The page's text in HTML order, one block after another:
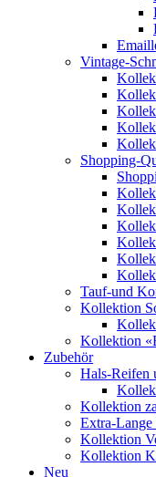
Vintage-
Shopping-
Tauf-und
Kollektion
Kollektion
Zubehör
Hals-Reifen
Kollektion
Extra-Lange
Kollektion
Kollektion
Neu